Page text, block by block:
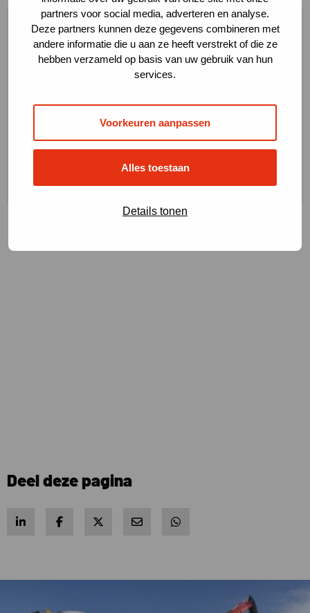
partners voor social media, adverteren en analyse.
Deze partners kunnen deze gegevens combineren met
andere informatie die u aan ze heeft verstrekt of die ze
hebben verzameld op basis van uw gebruik van hun
services.
Voorkeuren aanpassen
Alles toestaan
Details tonen
Samen bouwen we aan
een succesvolle toekomst
René van Kekem, directeur Molhoek Infratechniek
Deel deze pagina
Share on LinkedIn
Share on Facebook
Share on XShare via e-mailShare via WhatsApp